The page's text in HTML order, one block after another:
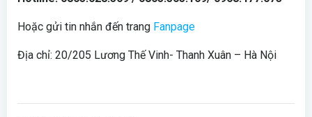
Hoặc gửi tin nhắn đến trang Fanpage
Địa chỉ: 20/205 Lương Thế Vinh- Thanh Xuân – Hà Nội